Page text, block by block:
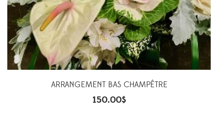
ARRANGEMENT BAS CHAMPÊTRE
150.00$